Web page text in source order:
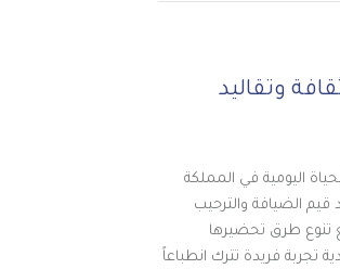
وتقاليد
اليومية في المملكة
الضيافة والترحيب
تنوع طرق تحضيرها
تجربة فريدة تترك انطباعاً